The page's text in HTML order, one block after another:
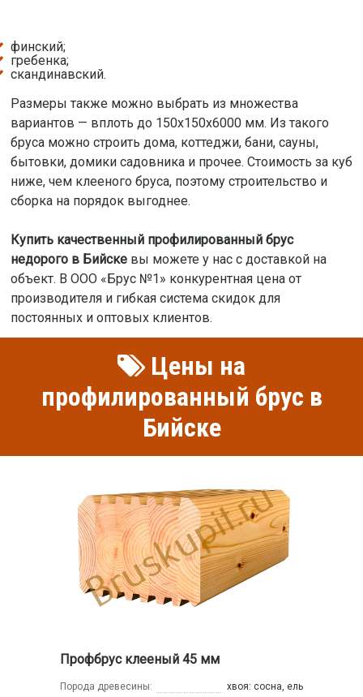
финский;
гребенка;
скандинавский.
Размеры также можно выбрать из множества
вариантов — вплоть до 150х150х6000 мм. Из такого
бруса можно строить дома, коттеджи, бани, сауны,
бытовки, домики садовника и прочее. Стоимость за куб
ниже, чем клееного бруса, поэтому строительство и
сборка на порядок выгоднее.
Купить качественный профилированный брус
недорого в Бийскевы можете у нас с доставкой на
объект. В ООО «Брус №1» конкурентная цена от
производителя и гибкая система скидок для
постоянных и оптовых клиентов.
Цены на
профилированный брус в
Бийске
Профбрус клееный 45 мм
Порода древесины:
хвоя: сосна, ель